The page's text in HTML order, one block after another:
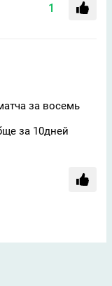
1
за восемь
за 10дней